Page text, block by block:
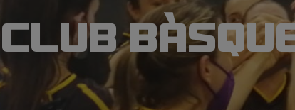
CLUB
BÀSQUET